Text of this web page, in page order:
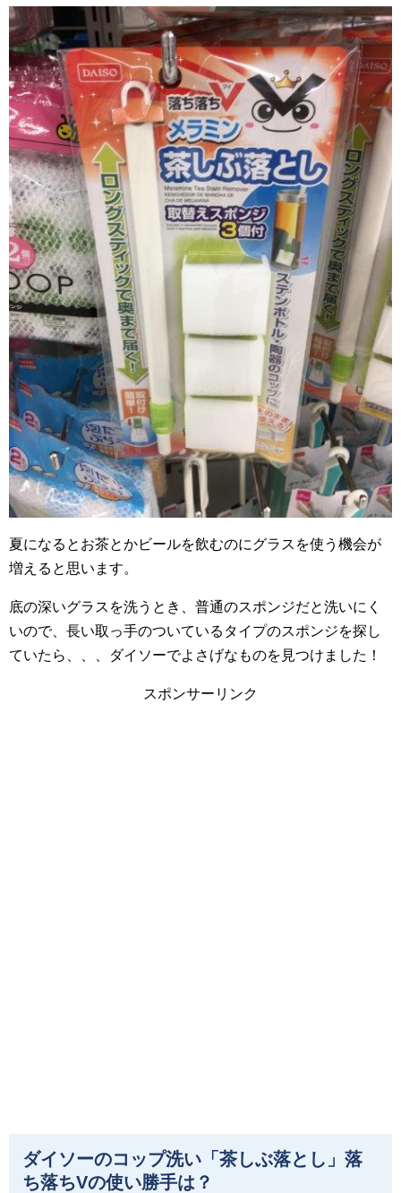
夏になるとお茶とかビールを飲むのにグラスを使う機会が
増えると思います。
底の深いグラスを洗うとき、普通のスポンジだと洗いにく
いので、長い取っ手のついているタイプのスポンジを探し
ていたら、、、ダイソーでよさげなものを見つけました！
スポンサーリンク
ダイソーのコップ洗い「茶しぶ落とし」落
ち落ちVの使い勝手は？